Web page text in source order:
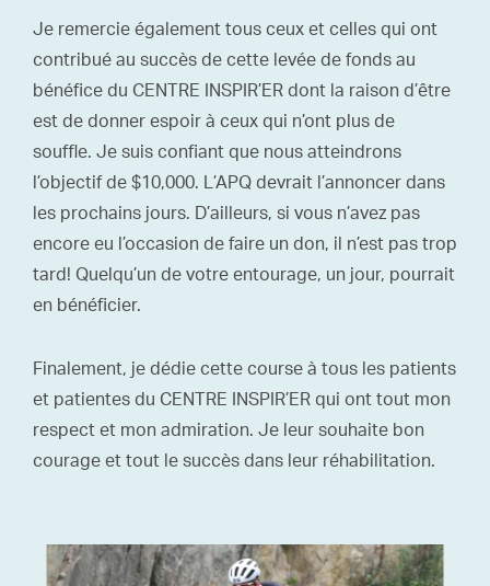
Je remercie également tous ceux et celles qui ont
contribué au succès de cette levée de fonds au
bénéfice du CENTRE INSPIR’ER dont la raison d’être
est de donner espoir à ceux qui n’ont plus de
souffle. Je suis confiant que nous atteindrons
l’objectif de $10,000. L’APQ devrait l’annoncer dans
les prochains jours. D’ailleurs, si vous n’avez pas
encore eu l’occasion de faire un don, il n’est pas trop
tard! Quelqu’un de votre entourage, un jour, pourrait
en bénéficier.
Finalement, je dédie cette course à tous les patients
et patientes du CENTRE INSPIR’ER qui ont tout mon
respect et mon admiration. Je leur souhaite bon
courage et tout le succès dans leur réhabilitation.